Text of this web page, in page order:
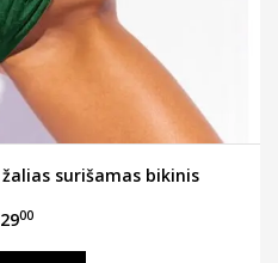
surišamas bikinis
00